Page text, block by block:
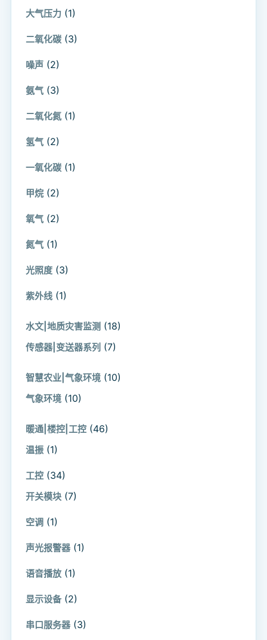
大气压力 (1)
二氧化碳 (3)
噪声 (2)
氨气 (3)
二氧化氮 (1)
氢气 (2)
一氧化碳 (1)
甲烷 (2)
氧气 (2)
氮气 (1)
光照度 (3)
紫外线 (1)
水文|地质灾害监测 (18)
传感器|变送器系列 (7)
智慧农业|气象环境 (10)
气象环境 (10)
暖通|楼控|工控 (46)
温振 (1)
工控 (34)
开关模块 (7)
空调 (1)
声光报警器 (1)
语音播放 (1)
显示设备 (2)
串口服务器 (3)